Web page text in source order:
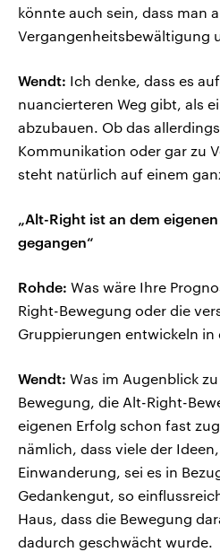
könnte auch sein, dass man
Vergangenheitsbewältigung
Wendt: Ich denke, dass es
nuancierteren Weg gibt, als
abzubauen. Ob das
Kommunikation oder gar zu
steht natürlich auf einem
„Alt-Right ist an dem
gegangen“
Rohde: Was wäre Ihre
Right-Bewegung oder die
Gruppierungen entwickeln in
Wendt: Was im Augenblick
Bewegung, die Alt-Right-
eigenen Erfolg schon fast
nämlich, dass viele der
Einwanderung, sei es in
Gedankengut, so
Haus, dass die Bewegung
dadurch geschwächt wurde.